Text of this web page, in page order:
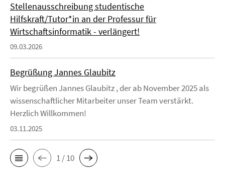
Stellenausschreibung studentische
Hilfskraft/Tutor*in an der Professur für
Wirtschaftsinformatik - verlängert!
09.03.2026
Begrüßung Jannes Glaubitz
Wir begrüßen Jannes Glaubitz , der ab November 2025 als
wissenschaftlicher Mitarbeiter unser Team verstärkt.
Herzlich Willkommen!
03.11.2025
1 / 10